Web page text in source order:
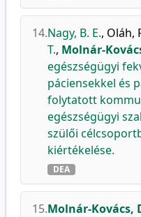
14.Nagy, B. E., Oláh,
T., Molnár-
egészségügyi
páciensekkel és
folytatott
egészségügyi
szülői
kiértékelése.
DEA
15.Molnár-Kovács,